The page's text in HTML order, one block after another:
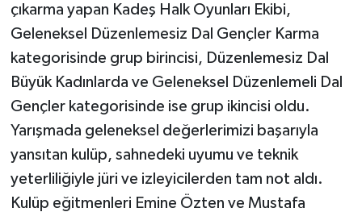
çıkarma yapan Kadeş Halk Oyunları Ekibi,
Geleneksel Düzenlemesiz Dal Gençler Karma
kategorisinde grup birincisi, Düzenlemesiz Dal
Büyük Kadınlarda ve Geleneksel Düzenlemeli Dal
Gençler kategorisinde ise grup ikincisi oldu.
Yarışmada geleneksel değerlerimizi başarıyla
yansıtan kulüp, sahnedeki uyumu ve teknik
yeterliliğiyle jüri ve izleyicilerden tam not aldı.
Kulüp eğitmenleri Emine Özten ve Mustafa